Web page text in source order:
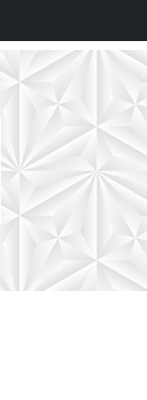
ション・ケア研